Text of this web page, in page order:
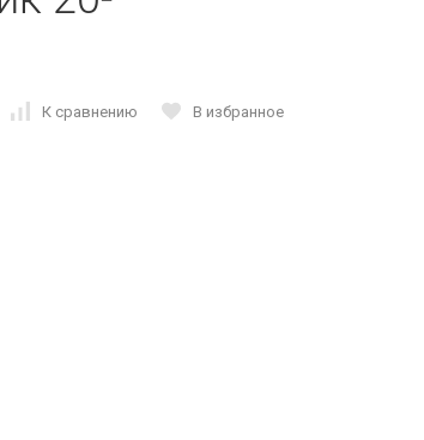
К сравнению В избранное